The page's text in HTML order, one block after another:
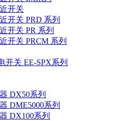
开关
开关 PRD 系列
开关 PR 系列
开关 PRCM 系列
开关 EE-SPX系列
DX50系列
DME5000系列
DX100系列